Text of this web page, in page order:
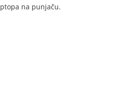
na punjaču.